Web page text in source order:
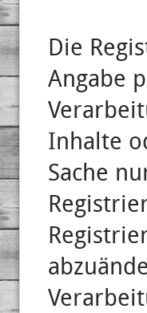
Die
Angabe
Inhalte
Sache